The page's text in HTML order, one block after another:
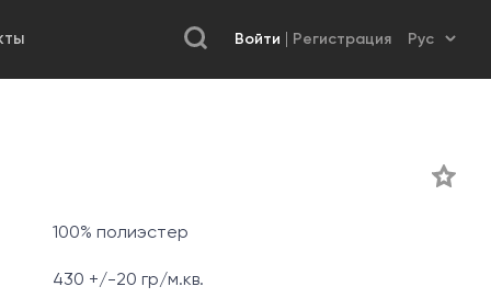
Войти Регистрация
100% полиэстер
430 +/-20 гр/м.кв.